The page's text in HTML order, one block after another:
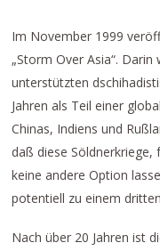
Im November 1999
„Storm Over Asia“.
unterstützten
Jahren als Teil einer
Chinas, Indiens und
daß diese
keine andere Option
potentiell zu einem
Nach über 20 Jahren ist